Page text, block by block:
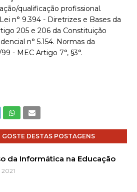
qualificação profissional.
n° 9.394 - Diretrizes e Bases da
205 e 206 da Constituição
n° 5.154. Normas da
- MEC Artigo 7°, §3°.
GOSTE DESTAS POSTAGENS
da Informática na Educação
2021